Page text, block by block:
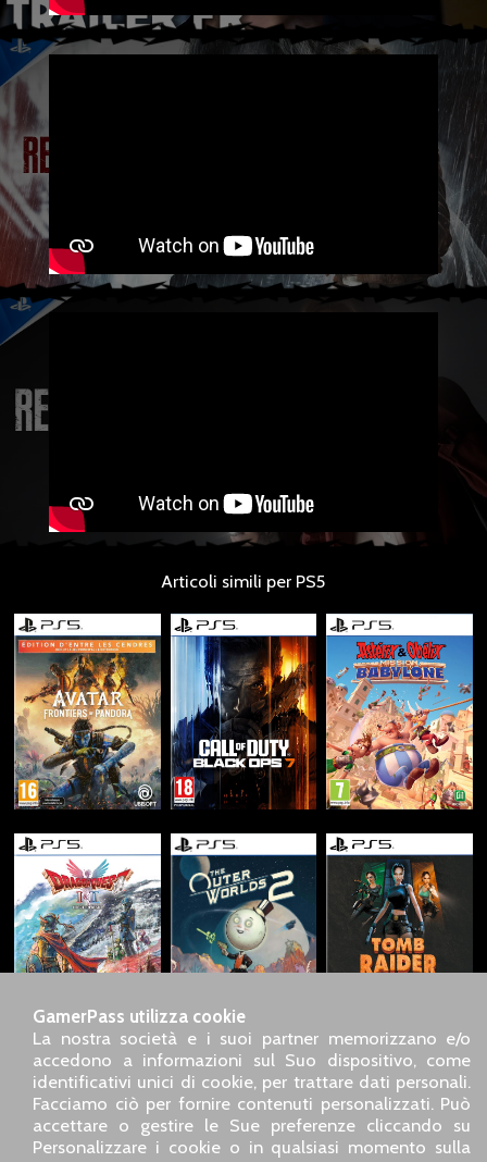
Articoli simili per PS5
GamerPass utilizza cookie
La nostra società e i suoi partner memorizzano e/o
accedono a informazioni sul Suo dispositivo, come
identificativi unici di cookie, per trattare dati personali.
Facciamo ciò per fornire contenuti personalizzati. Può
accettare o gestire le Sue preferenze cliccando su
Personalizzare i cookie o in qualsiasi momento sulla
SARL GDN GamerPass, Servizio clienti telefonico : +33 1 85
09 18 80
Il nostro indirizzo : 5 chemin de Daru 26100 Romans sur